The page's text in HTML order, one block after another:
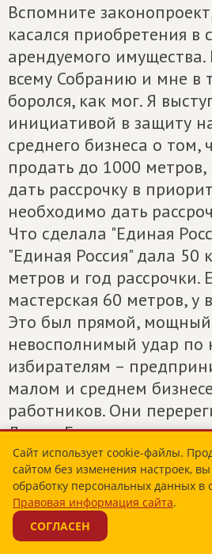
Вспомните
касался приобретения в
арендуемого
всему Собранию и мне в
боролся, как мог. Я
инициативой в защиту
среднего бизнеса о том,
продать до 1000
дать рассрочку в
необходимо дать
Что сделала "Единая
"Единая Россия" дала 50
метров и год рассрочки.
мастерская 60 метров, у
Это был прямой,
невосполнимый удар по
избирателям –
малом и среднем
работников. Они
Луге, в Гатчине и
Разве эту власть мы
допустить такую
преступление против
Всевозможными
Сайт использует cookie-файлы.
сайтом без изменения настроек, вы
обработку персональных данных в
Правовая информация сайта.
СОГЛАСЕН